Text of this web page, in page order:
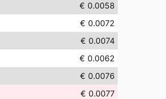
€ 0.0058
€ 0.0072
€ 0.0074
€ 0.0062
€ 0.0076
€ 0.0077